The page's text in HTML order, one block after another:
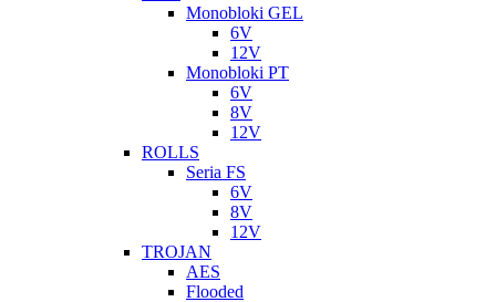
Monobloki GEL
6V
12V
Monobloki PT
6V
8V
12V
ROLLS
Seria FS
6V
8V
12V
TROJAN
AES
Flooded